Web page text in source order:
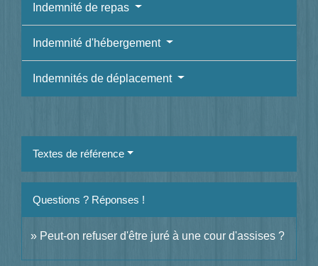
Indemnité de repas
Indemnité d'hébergement
Indemnités de déplacement
Textes de référence
Questions ? Réponses !
Peut-on refuser d'être juré à une cour d'assises ?